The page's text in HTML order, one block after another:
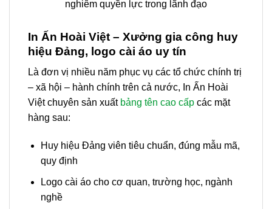
nghiêm quyền lực trong lãnh đạo
In Ấn Hoài Việt – Xưởng gia công huy
hiệu Đảng, logo cài áo uy tín
Là đơn vị nhiều năm phục vụ các tổ chức chính trị
– xã hội – hành chính trên cả nước, In Ấn Hoài
Việt chuyên sản xuất bảng tên cao cấp các mặt
hàng sau:
Huy hiệu Đảng viên tiêu chuẩn, đúng mẫu mã,
quy định
Logo cài áo cho cơ quan, trường học, ngành
nghề